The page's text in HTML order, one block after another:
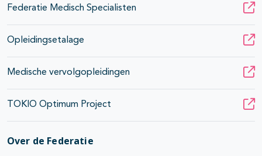
Federatie Medisch Specialisten
Opleidingsetalage
Medische vervolgopleidingen
TOKIO Optimum Project
Over de Federatie